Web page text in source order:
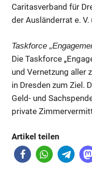
Caritasverband für
der Ausländerrat e.
Taskforce
Die Taskforce
und Vernetzung aller
in Dresden zum Ziel.
Geld- und
private
Artikel teilen